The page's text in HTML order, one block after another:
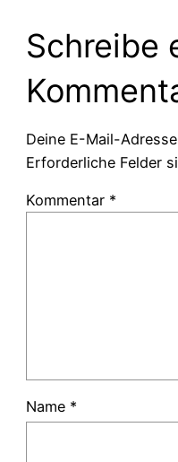
Schreibe
Deine E-Mail-
Erforderliche Felder
Kommentar *
Name *